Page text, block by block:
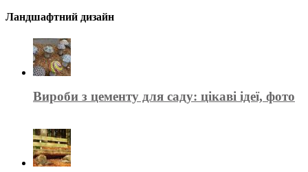
Ландшафтний дизайн
Вироби з цементу для саду: цікаві ідеї, фото